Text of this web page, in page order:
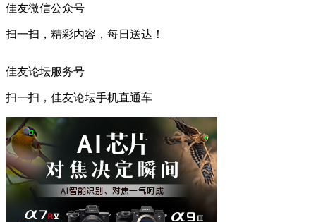
佳友微信公众号
扫一扫，精彩内容，每日送达！
佳友论坛服务号
扫一扫，佳友论坛手机直通车